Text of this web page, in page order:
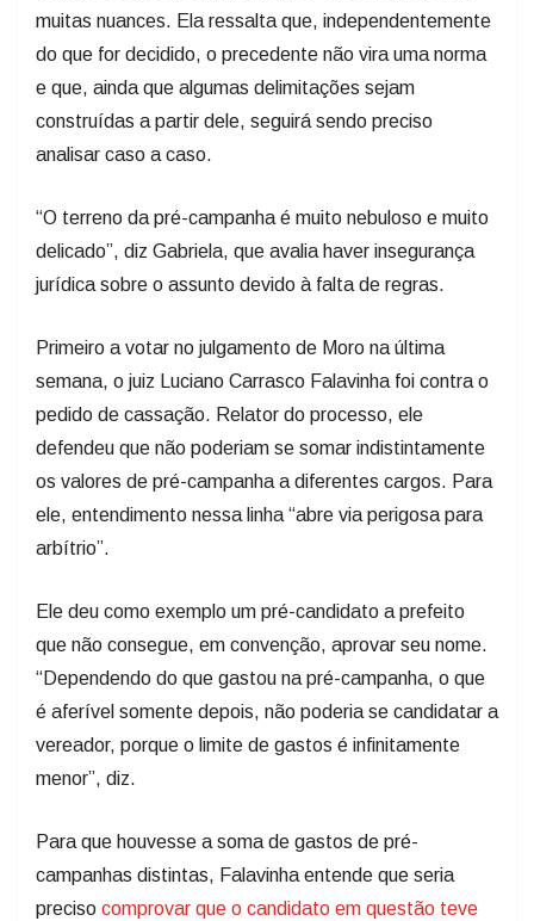
muitas nuances. Ela ressalta que, independentemente
do que for decidido, o precedente não vira uma norma
e que, ainda que algumas delimitações sejam
construídas a partir dele, seguirá sendo preciso
analisar caso a caso.
“O terreno da pré-campanha é muito nebuloso e muito
delicado”, diz Gabriela, que avalia haver insegurança
jurídica sobre o assunto devido à falta de regras.
Primeiro a votar no julgamento de Moro na última
semana, o juiz Luciano Carrasco Falavinha foi contra o
pedido de cassação. Relator do processo, ele
defendeu que não poderiam se somar indistintamente
os valores de pré-campanha a diferentes cargos. Para
ele, entendimento nessa linha “abre via perigosa para
arbítrio”.
Ele deu como exemplo um pré-candidato a prefeito
que não consegue, em convenção, aprovar seu nome.
“Dependendo do que gastou na pré-campanha, o que
é aferível somente depois, não poderia se candidatar a
vereador, porque o limite de gastos é infinitamente
menor”, diz.
Para que houvesse a soma de gastos de pré-
campanhas distintas, Falavinha entende que seria
preciso comprovar que o candidato em questão teve